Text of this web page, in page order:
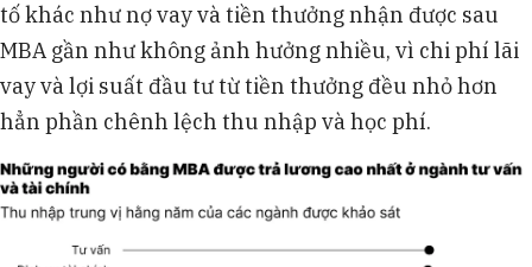
tố khác như nợ vay và tiền thưởng nhận được sau
MBA gần như không ảnh hưởng nhiều, vì chi phí lãi
vay và lợi suất đầu tư từ tiền thưởng đều nhỏ hơn
hẳn phần chênh lệch thu nhập và học phí.